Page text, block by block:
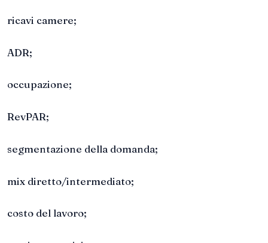
ricavi camere;
ADR;
occupazione;
RevPAR;
segmentazione della domanda;
mix diretto/intermediato;
costo del lavoro;